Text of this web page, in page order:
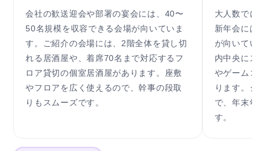
会社の歓送迎会や部署の宴会には、40〜
50名規模を収容できる会場が向いていま
す。ご紹介の会場には、2階全体を貸し切
れる居酒屋や、着席70名まで対応するフ
ロア貸切の個室居酒屋があります。座敷
やフロアを広く使えるので、幹事の段取
りもスムーズです。
大人数でに
新年会には
が向いてい
内中央にス
やゲームコ
ります。ジ
で、年末年
す。